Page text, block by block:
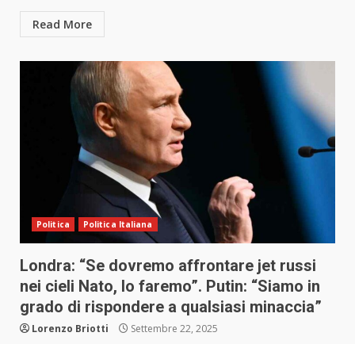
Read More
Politica Politica Italiana
Londra: “Se dovremo affrontare jet russi
nei cieli Nato, lo faremo”. Putin: “Siamo in
grado di rispondere a qualsiasi minaccia”
Lorenzo Briotti Settembre 22, 2025